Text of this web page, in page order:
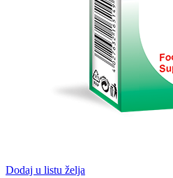
Dodaj u listu želja